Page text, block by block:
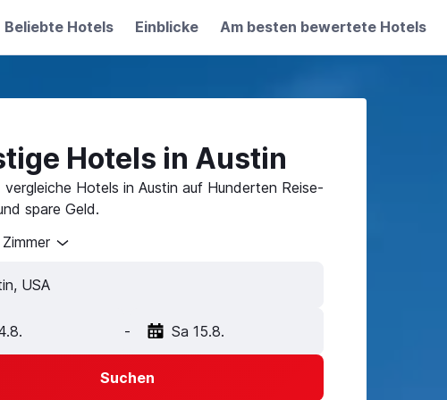
Beliebte Hotels Einblicke Am besten bewertete Hotels
Hotels in Austin
vergleiche Hotels in Austin auf Hunderten Reise-
spare Geld.
- Sa 15.8.
Suchen